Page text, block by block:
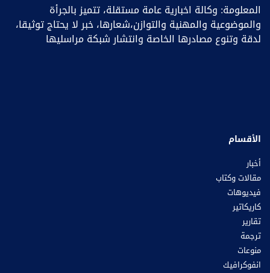
المعلومة: وكالة اخبارية عامة مستقلة، تتميز بالجرأة
والموضوعية والمهنية والتوازن،شعارها، خبر ﻻ يحتاج توثيقا،
لدقة وتنوع مصادرها الخاصة وانتشار شبكة مراسليها
الأقسام
أخبار
مقالات وكتاب
فيديوهات
كاريكاتير
تقارير
ترجمة
منوعات
انفوكرافيك